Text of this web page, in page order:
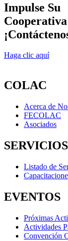
Impulse Su
Haga clic aquí
COLAC
Acerca de
FECOLAC
Asociados
SERVICIOS
Listado de
EVENTOS
Próximas
Actividades
Convención